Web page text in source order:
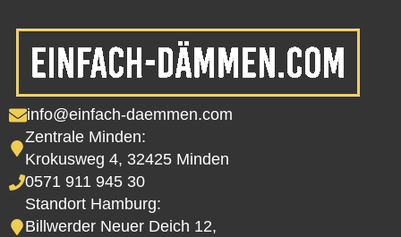
info@einfach-daemmen.com
Zentrale Minden:
Krokusweg 4, 32425 Minden
0571 911 945 30
Standort Hamburg:
Billwerder Neuer Deich 12,